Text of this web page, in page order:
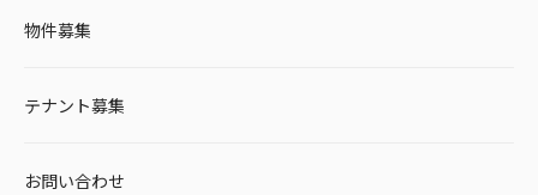
物件募集
テナント募集
お問い合わせ